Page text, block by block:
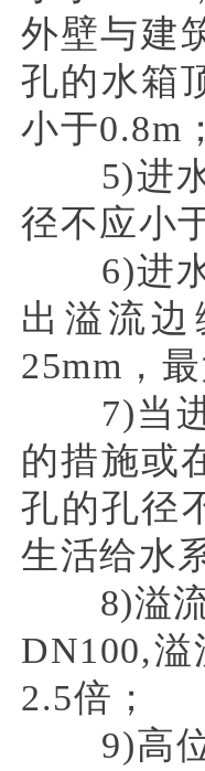
外壁与建
孔的水箱
小于0.8m；
5)进水
径不应小
6)进水
出溢流
25mm，
7)当进
的措施或
孔的孔径
生活给水
8)溢流
DN100,
2.5倍；
9)高位